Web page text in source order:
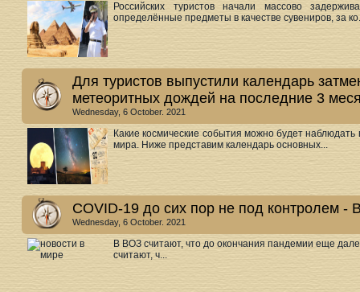
Российских туристов начали массово
определённые предметы в качестве сувениров, за
Для туристов выпустили календарь
метеоритных дождей на последние 3
Wednesday, 6 October. 2021
Какие космические события можно будет
мира. Ниже представим календарь основных...
COVID-19 до сих пор не под контролем -
Wednesday, 6 October. 2021
В ВОЗ считают, что до окончания пандемии еще
считают, ч...